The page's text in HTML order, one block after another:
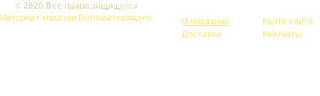
© 2020 Все права защищены
Интернет магазин Пиломатериалов
О магазине
Доставка
Карта сайта
Контакты